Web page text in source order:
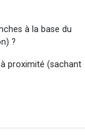
à la base du
?
proximité (sachant